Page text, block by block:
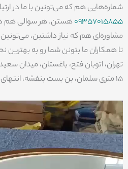
شماره‌هایی هم که می‌تونین با ما در
09357015855هستن. هر سوالی هم در
مشاوره‌ای هم که نیاز داشتین،
تا همکاران ما بتونن شما رو به
تهران، اتوبان فتح، باغستان، میدان
15 متری سلمان، بن بست بنفشه، انتهای کوچه درب سبز روشن هست.